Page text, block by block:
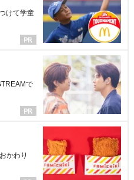
けて学童
で
かわり